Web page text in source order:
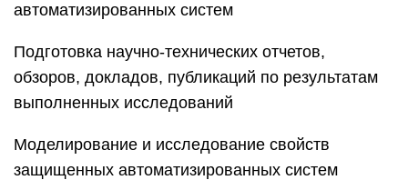
автоматизированных систем
Подготовка научно-технических отчетов,
обзоров, докладов, публикаций по результатам
выполненных исследований
Моделирование и исследование свойств
защищенных автоматизированных систем